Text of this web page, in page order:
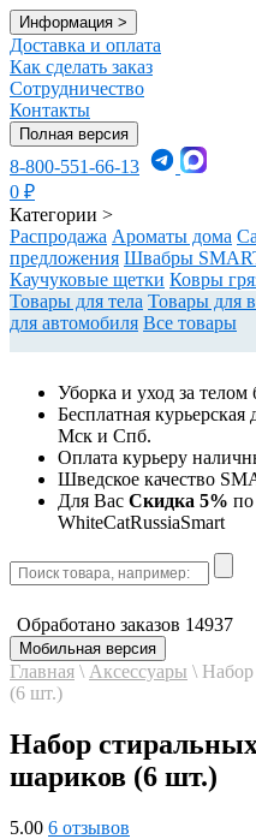
Информация >
Доставка и оплата
Как сделать заказ
Сотрудничество
Контакты
Полная версия
8-800-551-66-13
0 ₽
Категории >
Распродажа Ароматы дома
предложения Швабры
Каучуковые щетки Ковры
Товары для тела Товары для
для автомобиля Все товары
Уборка и уход за телом
Бесплатная курьерская
Мск и Спб.
Оплата курьеру
Шведское качество
Для Вас Cкидка 5%
WhiteCatRussiaSmart
Обработано заказов 14937
Мобильная версия
Главная \ Аксессуары \
(6 шт.)
Набор
шариков (6 шт.)
5.00 6 отзывов